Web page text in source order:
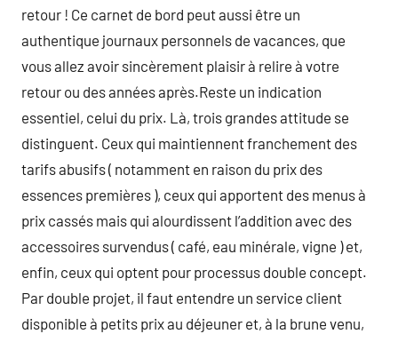
retour ! Ce carnet de bord peut aussi être un
authentique journaux personnels de vacances, que
vous allez avoir sincèrement plaisir à relire à votre
retour ou des années après.Reste un indication
essentiel, celui du prix. Là, trois grandes attitude se
distinguent. Ceux qui maintiennent franchement des
tarifs abusifs ( notamment en raison du prix des
essences premières ), ceux qui apportent des menus à
prix cassés mais qui alourdissent l’addition avec des
accessoires survendus ( café, eau minérale, vigne ) et,
enfin, ceux qui optent pour processus double concept.
Par double projet, il faut entendre un service client
disponible à petits prix au déjeuner et, à la brune venu,